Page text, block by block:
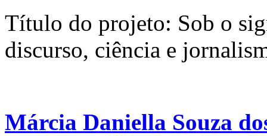
Título do projeto: Sob o
discurso, ciência e
Márcia Daniella Souza